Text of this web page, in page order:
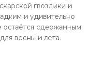
гвоздики и
и удивительно
остаётся сдержанным
весны и лета.